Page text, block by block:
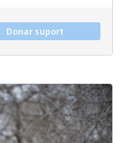
Donar suport